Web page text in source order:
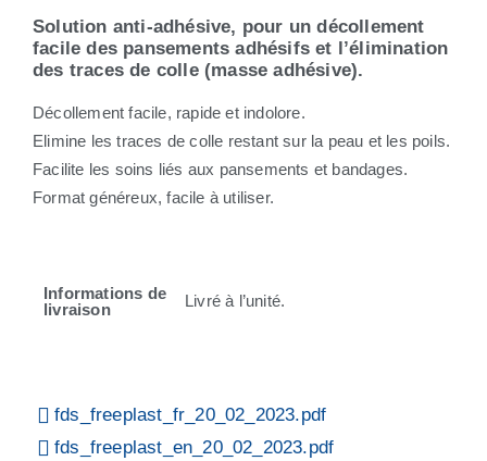
Solution anti-adhésive, pour un décollement
facile des pansements adhésifs et l’élimination
des traces de colle (masse adhésive).
Décollement facile, rapide et indolore.
Elimine les traces de colle restant sur la peau et les poils.
Facilite les soins liés aux pansements et bandages.
Format généreux, facile à utiliser.
Informations de
livraison
Livré à l’unité.
fds_freeplast_fr_20_02_2023.pdf
fds_freeplast_en_20_02_2023.pdf